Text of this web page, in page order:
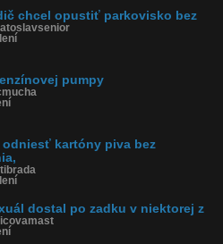
chcel opustiť parkovisko bez
pumpy
odniesť kartóny piva bez
dostal po zadku v niektorej z